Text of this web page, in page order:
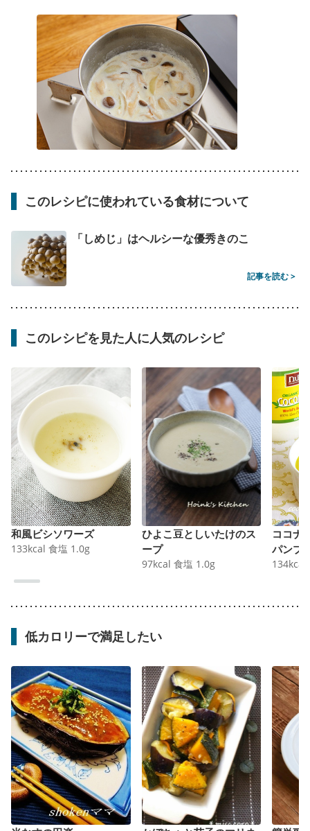
このレシピに使われている食材について
「しめじ」はヘルシーな優秀きのこ
記事を読む >
このレシピを見た人に人気のレシピ
和風ビシソワーズ
133kcal 食塩 1.0g
ひよこ豆としいたけのス
ープ
97kcal 食塩 1.0g
ココナ
パンプ
134kcal
低カロリーで満足したい